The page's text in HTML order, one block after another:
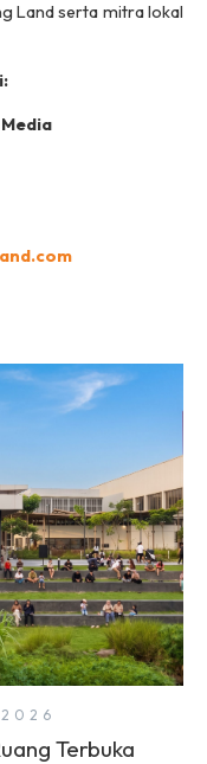
Land serta mitra lokal
Terbuka